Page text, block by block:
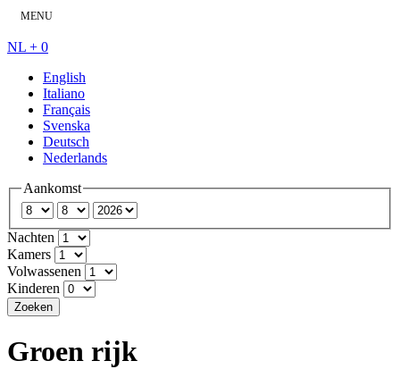
MENU
NL + 0
English
Italiano
Français
Svenska
Deutsch
Nederlands
Aankomst
Nachten
Kamers
Volwassenen
Kinderen
Zoeken
Groen rijk